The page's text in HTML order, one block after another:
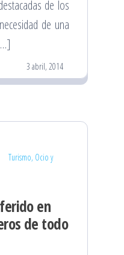
de los
de una
3 abril, 2014
Turismo, Ocio y
en
de todo